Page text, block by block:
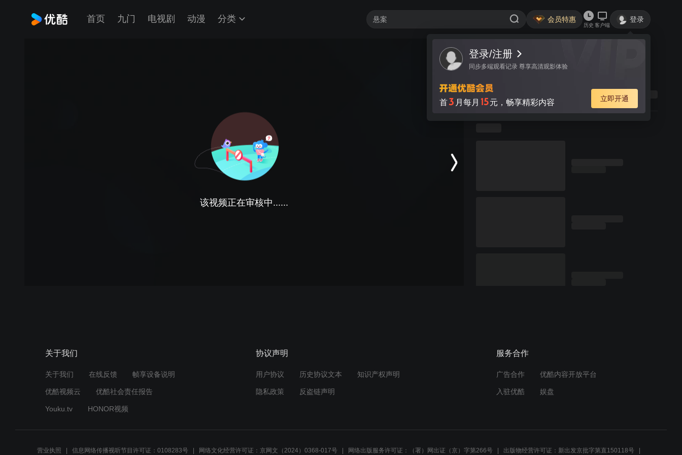
首页 九门 电视剧 动漫 分类 会员特惠
历史 客户端
登录
登录/注册
同步多端观看记录 尊享高清观影体验
首3 月每月 15元，畅享精彩内容 立即开通
该视频正在审核中......
关于我们
关于我们 在线反馈 帧享设备说明
优酷视频云 优酷社会责任报告
Youku.tv HONOR视频
协议声明
用户协议 历史协议文本 知识产权声明
隐私政策 反盗链声明
服务合作
广告合作 优酷内容开放平台
入驻优酷 娱盘
营业执照 信息网络传播视听节目许可证：0108283号 网络文化经营许可证：京网文（2024）0368-017号 网络出版服务许可证：（署）网出证（京）字第266号 出版物经营许可证：新出发京批字第直150118号